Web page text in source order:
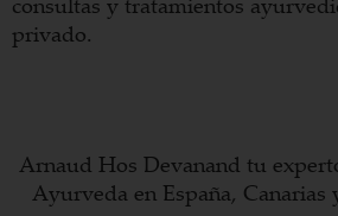
privado.
Arnaud Hos Devanand tu
Ayurveda en España, Canarias